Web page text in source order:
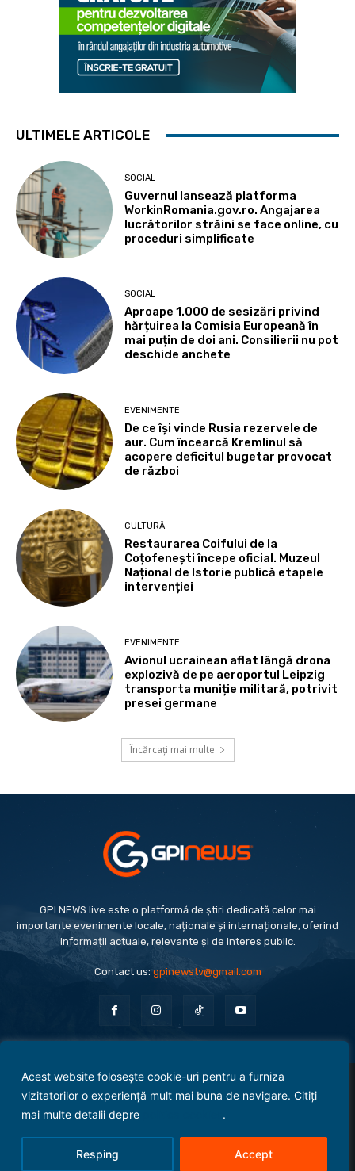
Acest website folosește cookie-uri pentru a furniza
vizitatorilor o experiență mult mai buna de navigare. Citiți
mai multe detalii depre
.
Resping Accept
ULTIMELE ARTICOLE
SOCIAL
Guvernul lansează platforma
WorkinRomania.gov.ro. Angajarea
lucrătorilor străini se face online, cu
proceduri simplificate
SOCIAL
Aproape 1.000 de sesizări privind
hărțuirea la Comisia Europeană în
mai puțin de doi ani. Consilierii nu pot
deschide anchete
EVENIMENTE
De ce își vinde Rusia rezervele de
aur. Cum încearcă Kremlinul să
acopere deficitul bugetar provocat
de război
CULTURĂ
Restaurarea Coifului de la
Coțofenești începe oficial. Muzeul
Național de Istorie publică etapele
intervenției
EVENIMENTE
Avionul ucrainean aflat lângă drona
explozivă de pe aeroportul Leipzig
transporta muniție militară, potrivit
presei germane
Încărcați mai multe
GPI NEWS.live este o platformă de știri dedicată celor mai
importante evenimente locale, naționale și internaționale, oferind
informații actuale, relevante și de interes public.
Contact us:gpinewstv@gmail.com
Evenimente Politică Economie Social
Sport
Monden
Cultură
Antreprenoriat
Administrație Publică